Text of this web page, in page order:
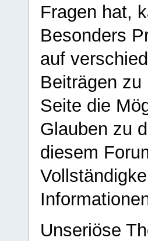
Fragen hat,
Besonders
auf
Beiträgen
Seite die
Glauben zu
diesem
Unseriöse